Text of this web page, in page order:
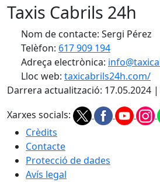
Taxis Cabrils 24h
Nom de contacte: Sergi Pérez
Telèfon: 617 909 194
Adreça electrònica:
Lloc web: taxicabrils24h.com/
Darrera actualització: 17.05.2024 |
Xarxes socials:
Crèdits
Contacte
Protecció de dades
Avís legal